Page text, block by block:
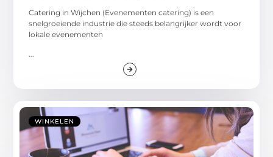
Catering in Wijchen (Evenementen catering) is een
snelgroeiende industrie die steeds belangrijker wordt voor
lokale evenementen
...
WINKELEN